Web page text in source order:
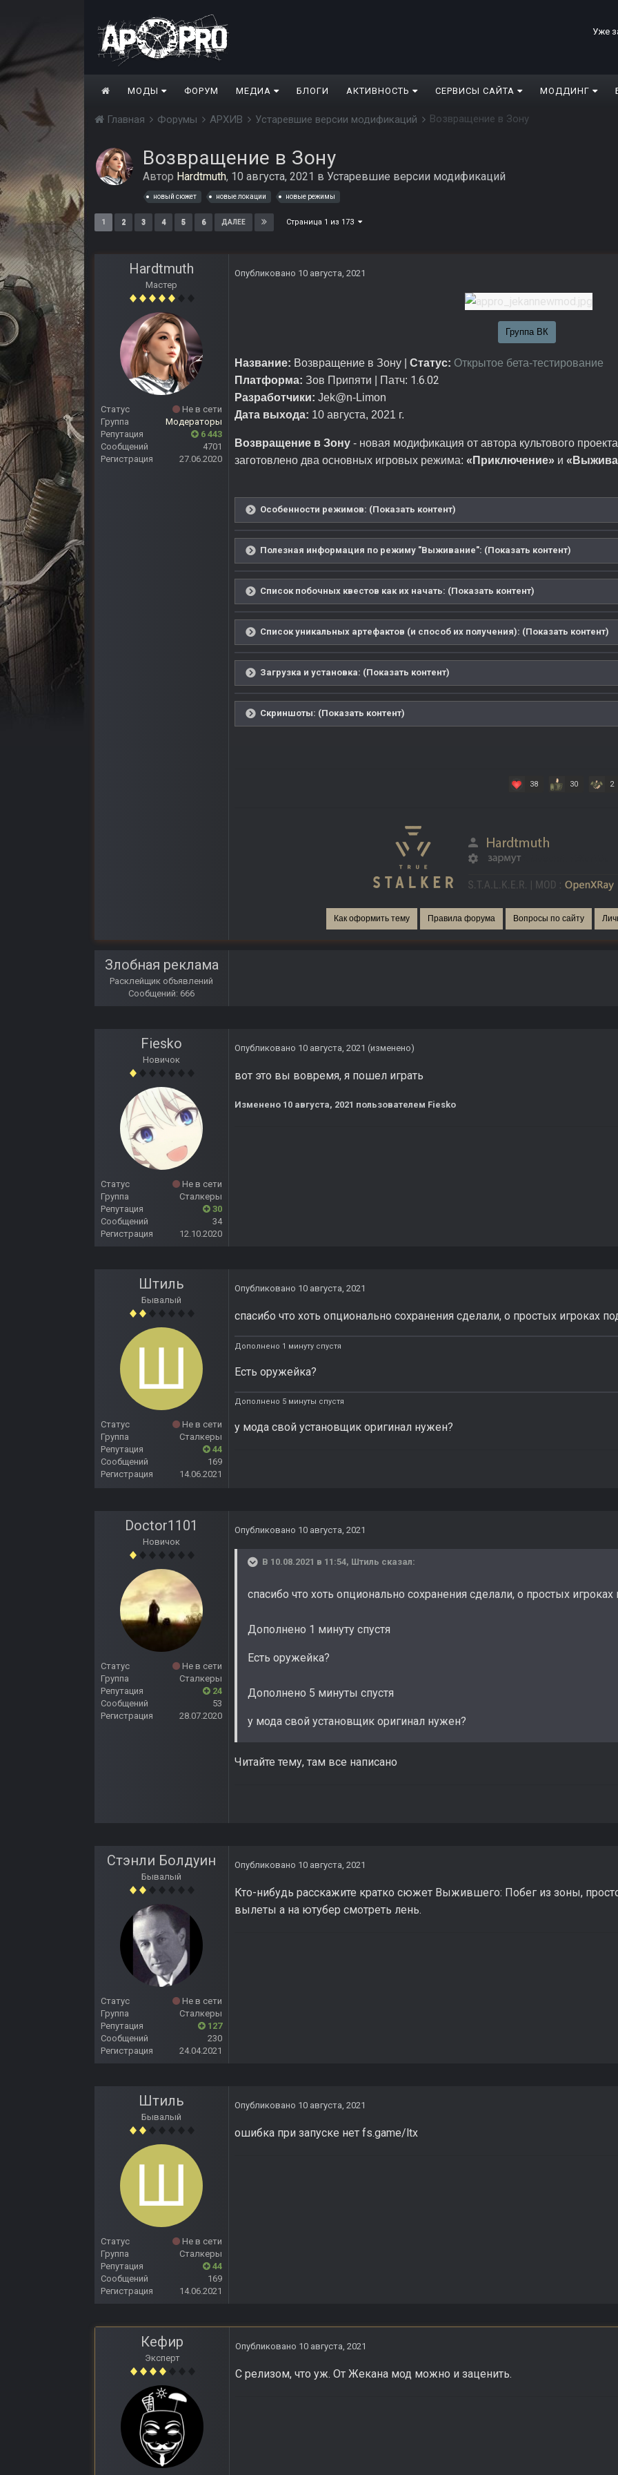
Уже
МОДЫ ФОРУМ МЕДИА БЛОГИ АКТИВНОСТЬ СЕРВИСЫ САЙТА МОДДИНГ
Главная Форумы АРХИВ Устаревшие версии модификаций Возвращение в Зону
Возвращение в Зону
Автор Hardtmuth, 10 августа, 2021 в Устаревшие версии модификаций
новый сюжет новые локации новые режимы
1 2 3 4 5 6 ДАЛЕЕ Страница 1 из 173
Hardtmuth
Мастер
Статус
Не в сети
Группа
Модераторы
Репутация
6 443
Сообщений
4701
Регистрация
27.06.2020
Опубликовано 10 августа, 2021
Группа ВК
Название: Возвращение в Зону | Статус: Открытое бета-тестирование
Платформа: Зов Припяти | Патч: 1.6.02
Разработчики: Jek@n-Limon
Дата выхода: 10 августа, 2021 г.
Возвращение в Зону - новая модификация от автора культового проекта
заготовлено два основных игровых режима: «Приключение» и
Особенности режимов: (Показать контент)
Полезная информация по режиму "Выживание": (Показать контент)
Список побочных квестов как их начать: (Показать контент)
Список уникальных артефактов (и способ их получения): (Показать контент)
Загрузка и установка: (Показать контент)
Скриншоты: (Показать контент)
38 30 2
Как оформить тему Правила форума Вопросы по сайту
Злобная реклама
Расклейщик объявлений
Сообщений: 666
Fiesko
Новичок
Статус
Не в сети
Группа
Сталкеры
Репутация
30
Сообщений
34
Регистрация
12.10.2020
Опубликовано 10 августа, 2021 (изменено)
вот это вы вовремя, я пошел играть
Изменено 10 августа, 2021 пользователем Fiesko
Штиль
Бывалый
Статус
Не в сети
Группа
Сталкеры
Репутация
44
Сообщений
169
Регистрация
14.06.2021
Опубликовано 10 августа, 2021
спасибо что хоть опционально сохранения сделали, о простых игроках
Дополнено 1 минуту спустя
Есть оружейка?
Дополнено 5 минуты спустя
у мода свой установщик оригинал нужен?
Doctor1101
Новичок
Статус
Не в сети
Группа
Сталкеры
Репутация
24
Сообщений
53
Регистрация
28.07.2020
Опубликовано 10 августа, 2021
В 10.08.2021 в 11:54, Штиль сказал:
спасибо что хоть опционально сохранения сделали, о простых
Дополнено 1 минуту спустя
Есть оружейка?
Дополнено 5 минуты спустя
у мода свой установщик оригинал нужен?
Читайте тему, там все написано
Стэнли Болдуин
Бывалый
Статус
Не в сети
Группа
Сталкеры
Репутация
127
Сообщений
230
Регистрация
24.04.2021
Опубликовано 10 августа, 2021
Кто-нибудь расскажите кратко сюжет Выжившего: Побег из зоны,
вылеты а на ютубер смотреть лень.
Штиль
Бывалый
Статус
Не в сети
Группа
Сталкеры
Репутация
44
Сообщений
169
Регистрация
14.06.2021
Опубликовано 10 августа, 2021
ошибка при запуске нет fs.game/ltx
Кефир
Эксперт
Опубликовано 10 августа, 2021
С релизом, что уж. От Жекана мод можно и заценить.